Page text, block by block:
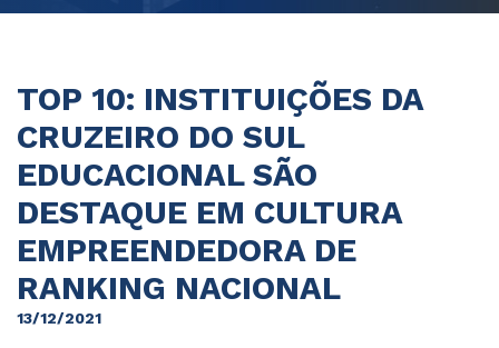
TOP 10: INSTITUIÇÕES DA
CRUZEIRO DO SUL
EDUCACIONAL SÃO
DESTAQUE EM CULTURA
EMPREENDEDORA DE
RANKING NACIONAL
13/12/2021